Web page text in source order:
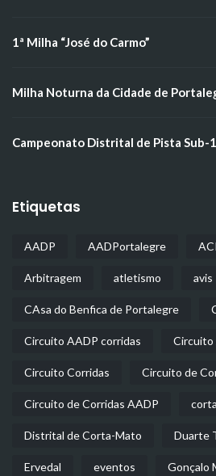
1ª Milha “José do Carmo”
Milha Noturna da Cidade de
Campeonato Distrital de Pista Sub-
Etiquetas
AADP AADPortalegre
Arbitragem atletismo avis
CAsa do Benfica de Portalegre
Circuito AADP corridas Circuito
Circuito Corridas Circuito de
Circuito de Corridas AADP
Distrital de Corta-Mato Duarte
Ervedal eventos Gonçalo